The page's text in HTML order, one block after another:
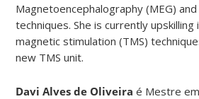
Magnetoencephalography (MEG) and
techniques. She is currently upskilling
magnetic stimulation (TMS)
new TMS unit.
Davi Alves de Oliveira é Mestre